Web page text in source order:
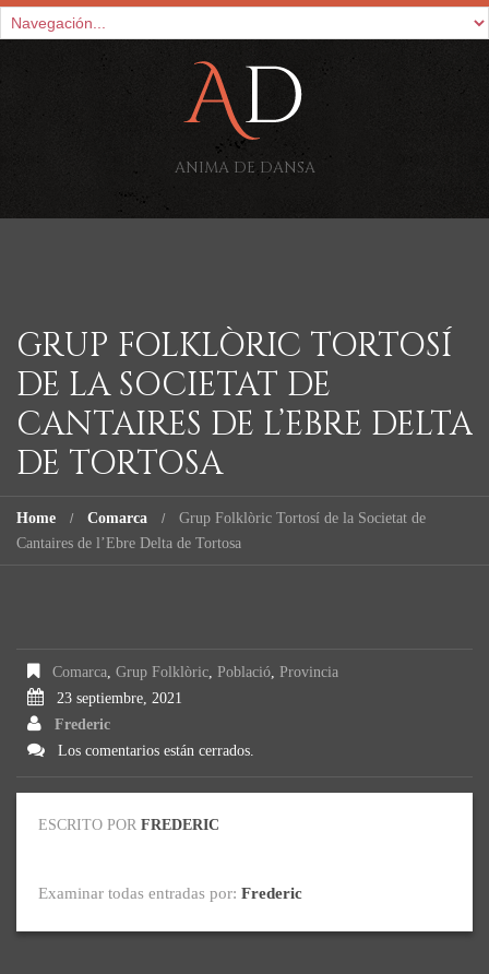
ANIMA DE DANSA
GRUP FOLKLÒRIC TORTOSÍ
DE LA SOCIETAT DE
CANTAIRES DE L’EBRE DELTA
DE TORTOSA
Home Comarca
Grup Folklòric Tortosí de la Societat de
Cantaires de l’Ebre Delta de Tortosa
Comarca, Grup Folklòric, Població, Provincia
23 septiembre, 2021
Frederic
Los comentarios están cerrados.
ESCRITO POR FREDERIC
Examinar todas entradas por: Frederic